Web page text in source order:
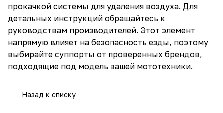
прокачкой системы для удаления воздуха. Для
детальных инструкций обращайтесь к
руководствам производителей. Этот элемент
напрямую влияет на безопасность езды, поэтому
выбирайте суппорты от проверенных брендов,
подходящие под модель вашей мототехники.
Назад к списку